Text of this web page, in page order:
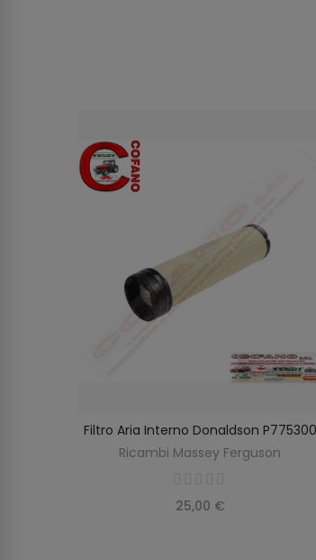
AGGIUNGI AL CARRELLO
Filtro Aria Interno Donaldson P775300
Ricambi Massey Ferguson
25,00 €